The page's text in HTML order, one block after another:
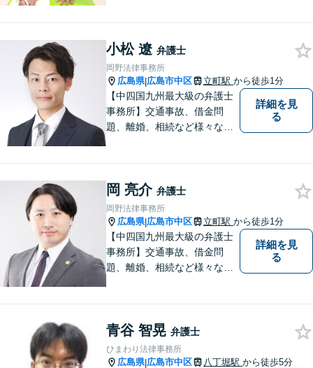
小松 遼 弁護士
岡野法律事務所
広島県|広島市中区 立町駅 から徒歩1分
【中四国九州最大級の弁護士
事務所】交通事故、借金問
題、離婚、相続など様々な問
い！
詳細を見
る
岡 亮介 弁護士
岡野法律事務所
広島県|広島市中区 立町駅 から徒歩1分
【中四国九州最大級の弁護士
事務所】交通事故、借金問
題、離婚、相続など様々な問
い！
詳細を見
る
青谷 智晃 弁護士
ひまわり法律事務所
広島県|広島市中区 八丁堀駅 から徒歩5分